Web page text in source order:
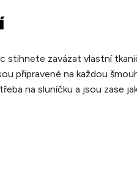
stihnete zavázat vlastní
připravené na každou
na sluníčku a jsou zase